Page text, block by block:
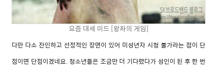
요즘 대세 미드 [왕좌의 게임]
다만 다소 잔인하고 선정적인 장면이 있어 미성년자 시청 불가라는 점이 단
점이면 단점이겠네요. 청소년들은 조금만 더 기다렸다가 성인이 된 후 한 번